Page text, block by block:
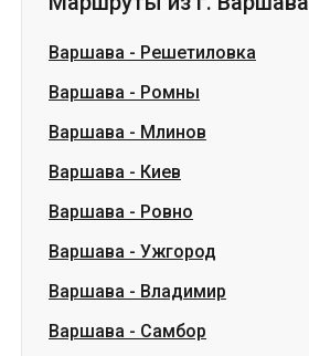
Варшава - Решетиловка
Варшава - Ромны
Варшава - Млинов
Варшава - Киев
Варшава - Ровно
Варшава - Ужгород
Варшава - Владимир
Варшава - Самбор